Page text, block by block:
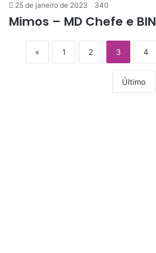
25 de janeiro de 2023 340
Mimos – MD Chefe e BIN
« 1 2 3 4
Último